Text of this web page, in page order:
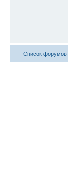
Список форумов